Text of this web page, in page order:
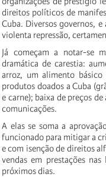
direitos políticos de
Cuba. Diversos governos,
violenta repressão,
Já começam a notar-se
dramática de carestia:
arroz, um alimento
produtos doados a Cuba
e carne); baixa de preços
comunicações.
A elas se soma a
funcionado para mitigar a
e com isenção de direitos
vendas em prestações
próximos dias.